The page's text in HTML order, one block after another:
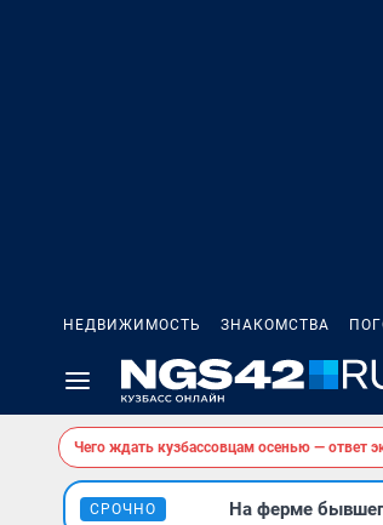
НЕДВИЖИМОСТЬ ЗНАКОМСТВА
Чего ждать кузбассовцам осенью — ответ
СРОЧНО На ферме